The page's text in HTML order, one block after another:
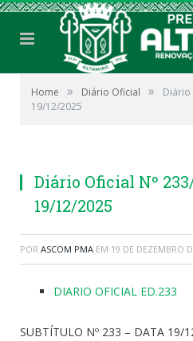
Home » Diário Oficial »
Diário
19/12/2025
Diário Oficial Nº
19/12/2025
POR ASCOM PMA EM 19 DE DEZEMBRO
DIARIO OFICIAL ED.233
SUBTÍTULO Nº 233 – DATA 19/